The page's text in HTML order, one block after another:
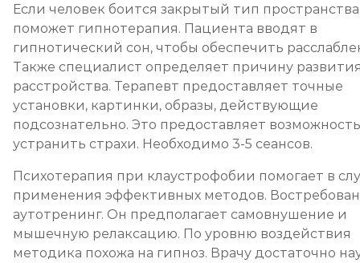
Если человек боится закрытый тип
поможет гипнотерапия. Пациента вводят в
гипнотический сон, чтобы обеспечить
Также специалист определяет причину
расстройства. Терапевт предоставляет точные
установки, картинки, образы, действующие
подсознательно. Это предоставляет возможность
устранить страхи. Необходимо 3-5 сеансов.
Психотерапия при клаустрофобии помогает в
применения эффективных методов. Востребован
аутотренинг. Он предполагает самовнушение и
мышечную релаксацию. По уровню воздействия
методика похожа на гипноз. Врачу достаточно